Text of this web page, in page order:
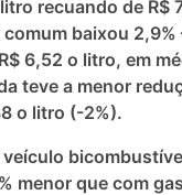
recuando de R$
baixou 2,9%
6,52 o litro, em
teve a menor
o litro (-2%).
menor que com